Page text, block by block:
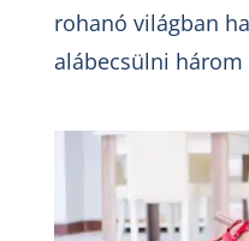
rohanó világban
alábecsülni